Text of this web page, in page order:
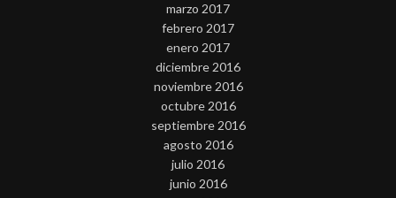
marzo 2017
febrero 2017
enero 2017
diciembre 2016
noviembre 2016
octubre 2016
septiembre 2016
agosto 2016
julio 2016
junio 2016